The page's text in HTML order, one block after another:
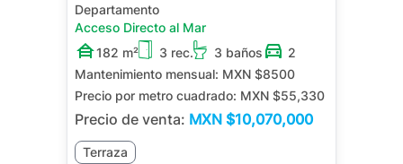
Departamento
Acceso Directo al Mar
182 m²
3 rec. 3 baños
2
Mantenimiento mensual: MXN $8500
Precio por metro cuadrado: MXN $55,330
Precio de venta: MXN $10,070,000
Terraza